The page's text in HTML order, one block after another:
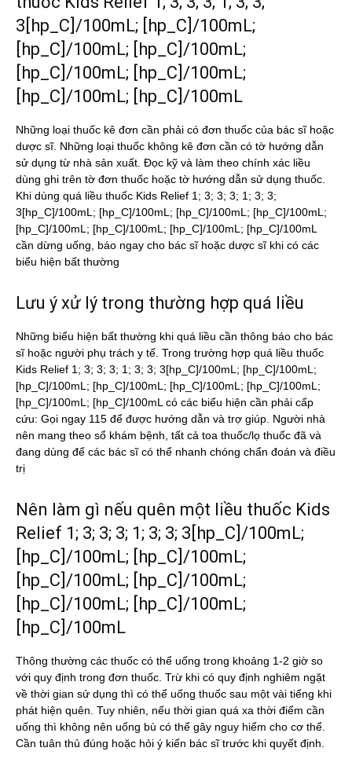
3[hp_C]/100mL; [hp_C]/100mL;
[hp_C]/100mL; [hp_C]/100mL;
[hp_C]/100mL; [hp_C]/100mL;
[hp_C]/100mL; [hp_C]/100mL
Những loại thuốc kê đơn cần phải có đơn thuốc của bác sĩ hoặc
dược sĩ. Những loại thuốc không kê đơn cần có tờ hướng dẫn
sử dụng từ nhà sản xuất. Đọc kỹ và làm theo chính xác liều
dùng ghi trên tờ đơn thuốc hoặc tờ hướng dẫn sử dụng thuốc.
Khi dùng quá liều thuốc Kids Relief 1; 3; 3; 3; 1; 3; 3;
3[hp_C]/100mL; [hp_C]/100mL; [hp_C]/100mL; [hp_C]/100mL;
[hp_C]/100mL; [hp_C]/100mL; [hp_C]/100mL; [hp_C]/100mL
cần dừng uống, báo ngay cho bác sĩ hoặc dược sĩ khi có các
biểu hiện bất thường
Lưu ý xử lý trong thường hợp quá liều
Những biểu hiện bất thường khi quá liều cần thông báo cho bác
sĩ hoặc người phụ trách y tế. Trong trường hợp quá liều thuốc
Kids Relief 1; 3; 3; 3; 1; 3; 3; 3[hp_C]/100mL; [hp_C]/100mL;
[hp_C]/100mL; [hp_C]/100mL; [hp_C]/100mL; [hp_C]/100mL;
[hp_C]/100mL; [hp_C]/100mL có các biểu hiện cần phải cấp
cứu: Gọi ngay 115 để được hướng dẫn và trợ giúp. Người nhà
nên mang theo sổ khám bệnh, tất cả toa thuốc/lọ thuốc đã và
đang dùng để các bác sĩ có thể nhanh chóng chẩn đoán và điều
trị
Nên làm gì nếu quên một liều thuốc Kids
Relief 1; 3; 3; 3; 1; 3; 3; 3[hp_C]/100mL;
[hp_C]/100mL; [hp_C]/100mL;
[hp_C]/100mL; [hp_C]/100mL;
[hp_C]/100mL; [hp_C]/100mL;
[hp_C]/100mL
Thông thường các thuốc có thể uống trong khoảng 1-2 giờ so
với quy định trong đơn thuốc. Trừ khi có quy định nghiêm ngặt
về thời gian sử dụng thì có thể uống thuốc sau một vài tiếng khi
phát hiện quên. Tuy nhiên, nếu thời gian quá xa thời điểm cần
uống thì không nên uống bù có thể gây nguy hiểm cho cơ thể.
Cần tuân thủ đúng hoặc hỏi ý kiến bác sĩ trước khi quyết định.